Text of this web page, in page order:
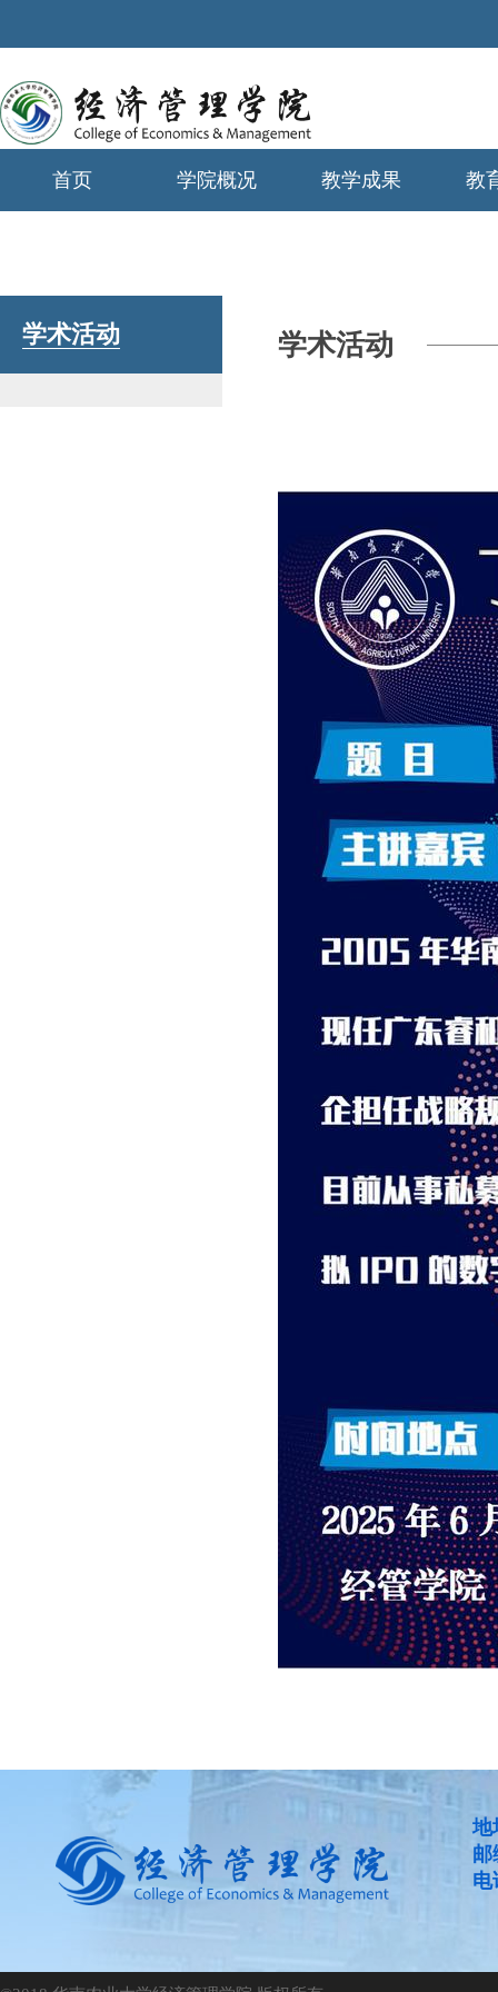
首页 学院概况 教学成果 教
学术活动 学术活动
地
邮
电